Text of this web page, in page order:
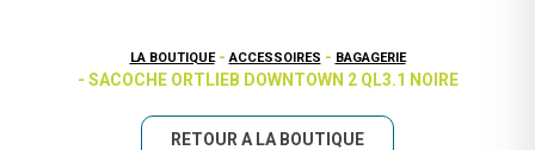
LA BOUTIQUE - ACCESSOIRES - BAGAGERIE
- SACOCHE ORTLIEB DOWNTOWN 2 QL3.1 NOIRE
RETOUR A LA BOUTIQUE